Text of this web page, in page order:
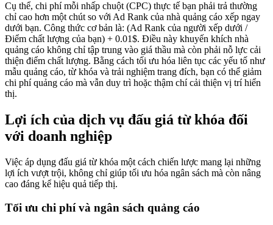
Cụ thể, chi phí mỗi nhấp chuột (CPC) thực tế bạn phải trả thường
chỉ cao hơn một chút so với Ad Rank của nhà quảng cáo xếp ngay
dưới bạn. Công thức cơ bản là: (Ad Rank của người xếp dưới /
Điểm chất lượng của bạn) + 0.01$. Điều này khuyến khích nhà
quảng cáo không chỉ tập trung vào giá thầu mà còn phải nỗ lực cải
thiện điểm chất lượng. Bằng cách tối ưu hóa liên tục các yếu tố như
mẫu quảng cáo, từ khóa và trải nghiệm trang đích, bạn có thể giảm
chi phí quảng cáo mà vẫn duy trì hoặc thậm chí cải thiện vị trí hiển
thị.
Lợi ích của dịch vụ đấu giá từ khóa đối
với doanh nghiệp
Việc áp dụng đấu giá từ khóa một cách chiến lược mang lại những
lợi ích vượt trội, không chỉ giúp tối ưu hóa ngân sách mà còn nâng
cao đáng kể hiệu quả tiếp thị.
Tối ưu chi phí và ngân sách quảng cáo